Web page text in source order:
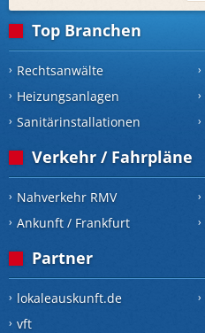
Top Branchen
Rechtsanwälte
Heizungsanlagen
Sanitärinstallationen
Verkehr / Fahrpläne
Nahverkehr RMV
Ankunft / Frankfurt
Partner
lokaleauskunft.de
vft